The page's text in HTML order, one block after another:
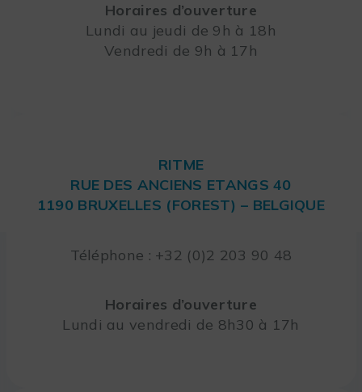
Horaires d’ouverture
Lundi au jeudi de 9h à 18h
Vendredi de 9h à 17h
RITME
RUE DES ANCIENS ETANGS 40
1190 BRUXELLES (FOREST) – BELGIQUE
Téléphone : +32 (0)2 203 90 48
Horaires d’ouverture
Lundi au vendredi de 8h30 à 17h